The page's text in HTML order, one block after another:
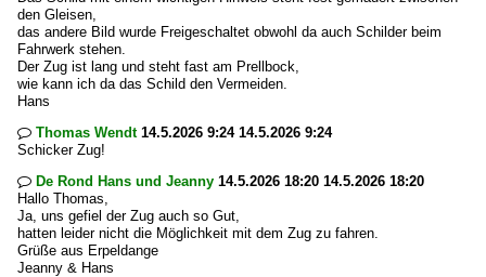
den Gleisen,
das andere Bild wurde Freigeschaltet obwohl da auch Schilder beim
Fahrwerk stehen.
Der Zug ist lang und steht fast am Prellbock,
wie kann ich da das Schild den Vermeiden.
Hans
 Thomas Wendt14.5.2026 9:24 14.5.2026 9:24
Schicker Zug!
 De Rond Hans und Jeanny 14.5.2026 18:20 14.5.2026 18:20
Hallo Thomas,
Ja, uns gefiel der Zug auch so Gut,
hatten leider nicht die Möglichkeit mit dem Zug zu fahren.
Grüße aus Erpeldange
Jeanny & Hans